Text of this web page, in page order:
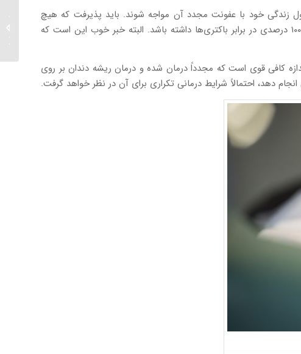
زندگی خود با عفونت مجدد آن مواجه شوند. باید پذیرفت که هیچ
تضمینی برای جلوگیری از این پدیده وجود ندارد؛ زیرا در حال حاضر از لحاظ پزشکی هیچ ماده‌ای ساخته نشده است که مقاومت ۱۰۰ درصدی در برابر باکتری‌ها داشته باشد. البته خبر خوب این است که
کافی قوی است که مجدداً درمان شده و درمان ریشه دندان بر روی
دهد، احتمالاً شرایط درمانی تکراری برای آن در نظر خواهد گرفت.